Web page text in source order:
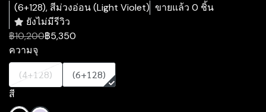
(6+128), สีม่วงอ่อน (Light Violet) ขายแล้ว 0 ชิ้น
ยังไม่มีรีวิว
฿10,200฿5,350
ความจุ
(4+128)
(6+128)
สี